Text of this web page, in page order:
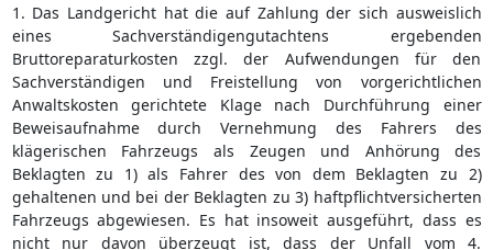
1. Das Landgericht hat die auf Zahlung der sich ausweislich
eines Sachverständigengutachtens ergebenden
Bruttoreparaturkosten zzgl. der Aufwendungen für den
Sachverständigen und Freistellung von vorgerichtlichen
Anwaltskosten gerichtete Klage nach Durchführung einer
Beweisaufnahme durch Vernehmung des Fahrers des
klägerischen Fahrzeugs als Zeugen und Anhörung des
Beklagten zu 1) als Fahrer des von dem Beklagten zu 2)
gehaltenen und bei der Beklagten zu 3) haftpflichtversicherten
Fahrzeugs abgewiesen. Es hat insoweit ausgeführt, dass es
nicht nur davon überzeugt ist, dass der Unfall vom 4.